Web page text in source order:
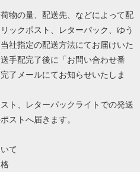
物の量、配送先、などによって配
ックポスト、レターパック、ゆう
社指定の配送方法にてお届けいた
手配完了後に「お問い合わせ番
了メールにてお知らせいたしま
ト、レターパックライトでの発送
ストへ届きます。
て
格